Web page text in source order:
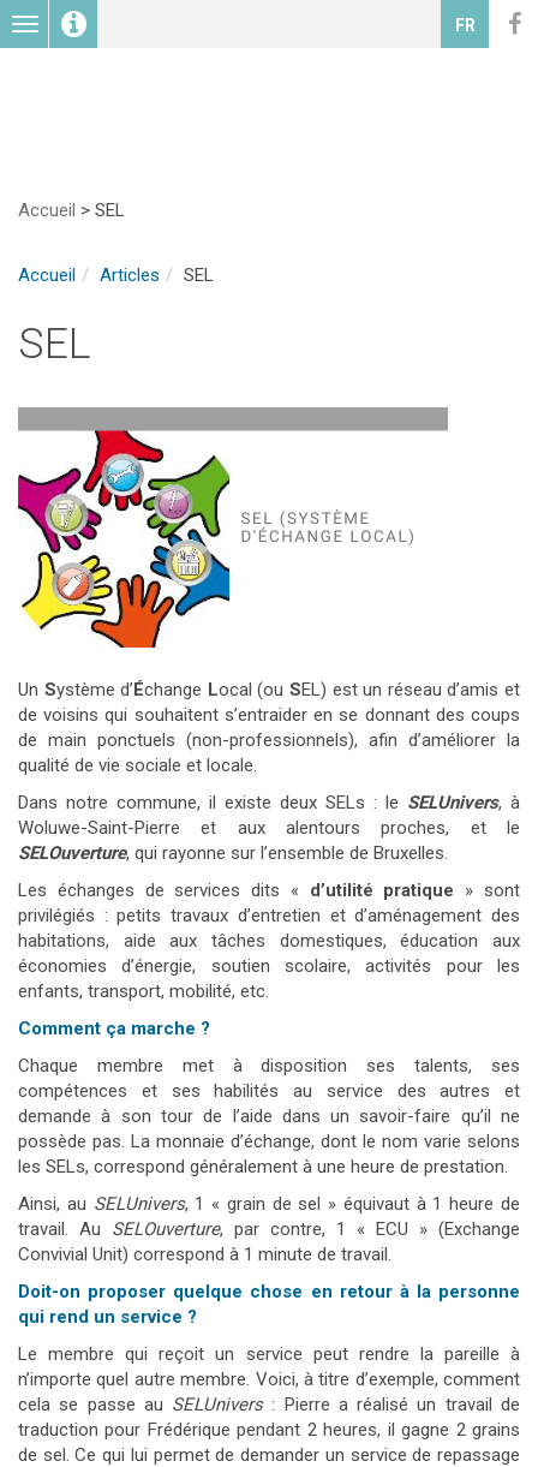
Toggle
navigation
FR
Accueil > SEL
Accueil Articles SEL
SEL
Un Système d’Échange Local (ouSEL) est un réseau d’amis et
de voisins qui souhaitent s’entraider en se donnant des coups
de main ponctuels (non-professionnels), afin d’améliorer la
qualité de vie sociale et locale.
Dans notre commune, il existe deux SELs : le SELUnivers, à
Woluwe-Saint-Pierre et aux alentours proches, et le
SELOuverture, qui rayonne sur l’ensemble de Bruxelles.
Les échanges de services dits « d’utilité pratique » sont
privilégiés : petits travaux d’entretien et d’aménagement des
habitations, aide aux tâches domestiques, éducation aux
économies d’énergie, soutien scolaire, activités pour les
enfants, transport, mobilité, etc.
Comment ça marche ?
Chaque membre met à disposition ses talents, ses
compétences et ses habilités au service des autres et
demande à son tour de l’aide dans un savoir-faire qu’il ne
possède pas. La monnaie d’échange, dont le nom varie selons
les SELs, correspond généralement à une heure de prestation.
Ainsi, au SELUnivers, 1 « grain de sel » équivaut à 1 heure de
travail. Au SELOuverture, par contre, 1 « ECU » (Exchange
Convivial Unit) correspond à 1 minute de travail.
Doit-on proposer quelque chose en retour à la personne
qui rend un service ?
Le membre qui reçoit un service peut rendre la pareille à
n’importe quel autre membre. Voici, à titre d’exemple, comment
cela se passe au SELUnivers: Pierre a réalisé un travail de
traduction pour Frédérique pendant 2 heures, il gagne 2 grains
de sel. Ce qui lui permet de demander un service de repassage